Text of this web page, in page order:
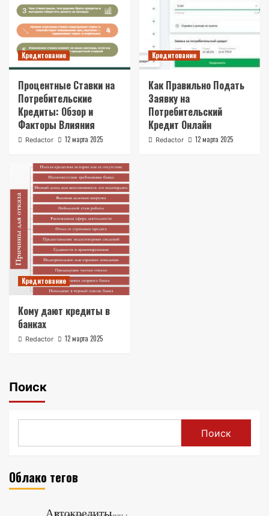
Кредитование
Процентные Ставки на
Потребительские
Кредиты: Обзор и
Факторы Влияния
Redactor 12 марта 2025
Кредитование
Как Правильно Подать
Заявку на
Потребительский
Кредит Онлайн
Redactor 12 марта 2025
Кредитование
Кому дают кредиты в
банках
Redactor 12 марта 2025
Поиск
Поиск
Облако тегов